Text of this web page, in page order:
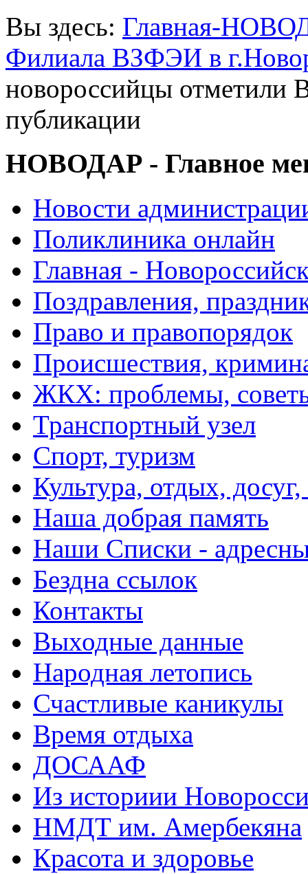
Вы здесь: Главная-
Филиала ВЗФЭИ в
новороссийцы отметили
публикации
НОВОДАР - Главное
Новости
Поликлиника онлайн
Главная -
Поздравления,
Право и правопорядок
Происшествия,
ЖКХ: проблемы,
Транспортный узел
Спорт, туризм
Культура, отдых,
Наша добрая память
Наши Списки -
Бездна ссылок
Контакты
Выходные данные
Народная летопись
Счастливые каникулы
Время отдыха
ДОСААФ
Из историии
НМДТ им. Амербекяна
Красота и здоровье